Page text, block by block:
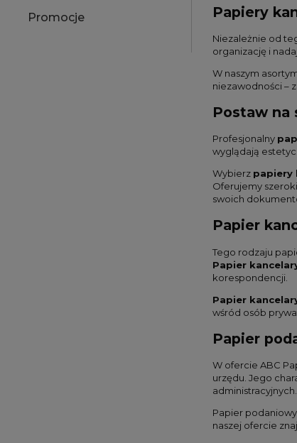
Promocje Papiery
Niezależnie od
organizację i
W naszym
niezawodności –
Postaw na
Profesjonalny
wyglądają
Wybierz papiery
Oferujemy
swoich
Papier
Tego rodzaju
Papier
korespondencji.
Papier
wśród osób
Papier
W ofercie ABC
urzędu. Jego
administracyjnych.
Papier
naszej ofercie